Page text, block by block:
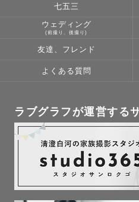
⭐️撮られ慣れていないんだけど
→自然な笑顔を引き出す方法
不安な方の気持ちにも寄り添
がけています。
いきなり撮影に入るのではな
⭐️ナチュラル、シック、フィ
→ナチュラルな色味のテイス
味も、少しフィルムのような
迷っていましたら撮影前にご
七五三
ウェディング
(前撮り、後撮り)
友達、フレンド
よくある質問
ラブグラフが運営する